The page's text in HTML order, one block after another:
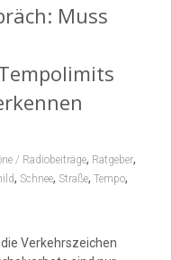
Muss
/ Radiobeiträge, Ratgeber,
, Schnee, Straße, Tempo,
Verkehrszeichen